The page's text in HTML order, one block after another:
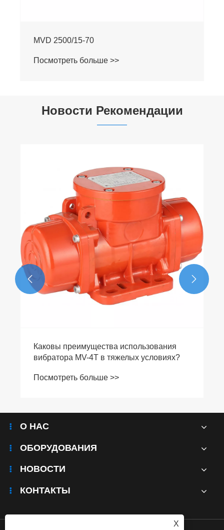
MVD 2500/15-70
Посмотреть больше >>
Новости Рекомендации
Каковы преимущества использования
вибратора MV-4T в тяжелых условиях?
Посмотреть больше >>
 
О НАС
ОБОРУДОВАНИЯ
НОВОСТИ
КОНТАКТЫ
X